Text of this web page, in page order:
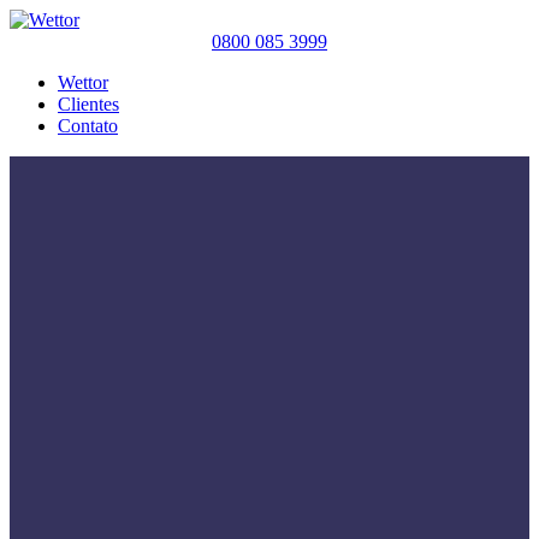
0800 085 3999
Wettor
Clientes
Contato